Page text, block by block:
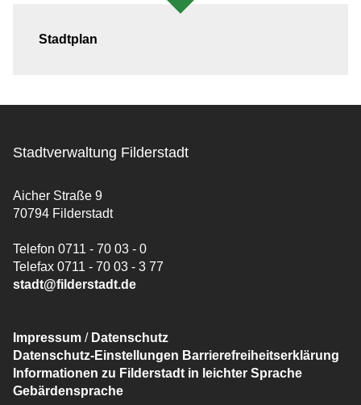
Stadtplan
Stadtverwaltung Filderstadt
Aicher Straße 9
70794 Filderstadt
Telefon 0711 - 70 03 - 0
Telefax 0711 - 70 03 - 3 77
stadt@filderstadt.de
Impressum / Datenschutz
Datenschutz-Einstellungen Barrierefreiheitserklärung
Informationen zu Filderstadt in leichter Sprache
Gebärdensprache